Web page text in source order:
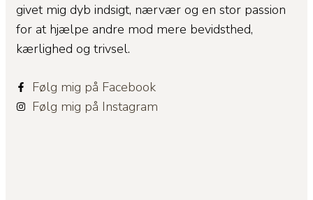
givet mig dyb indsigt, nærvær og en stor passion
for at hjælpe andre mod mere bevidsthed,
kærlighed og trivsel.
Følg mig på Facebook
Følg mig på Instagram